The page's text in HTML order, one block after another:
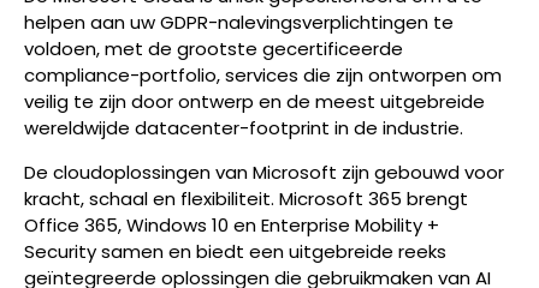
helpen aan uw GDPR-nalevingsverplichtingen te
voldoen, met de grootste gecertificeerde
compliance-portfolio, services die zijn ontworpen om
veilig te zijn door ontwerp en de meest uitgebreide
wereldwijde datacenter-footprint in de industrie.
De cloudoplossingen van Microsoft zijn gebouwd voor
kracht, schaal en flexibiliteit. Microsoft 365 brengt
Office 365, Windows 10 en Enterprise Mobility +
Security samen en biedt een uitgebreide reeks
geïntegreerde oplossingen die gebruikmaken van AI